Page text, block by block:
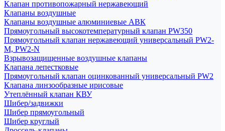
Клапан противопожарный нержавеющий
Клапаны воздушные
Клапаны воздушные алюминиевые АВК
Прямоугольный высокотемпературный клапан PW350
Прямоугольный клапан нержавеющий универсальный PW2-
M, PW2-N
Взрывозащищенные воздушные клапаны
Клапана лепестковые
Прямоугольный клапан оцинкованный универсальный PW2
Клапана линзообразные ирисовые
Утеплённый клапан КВУ
Шибер/задвижки
Шибер прямоугольный
Шибер круглый